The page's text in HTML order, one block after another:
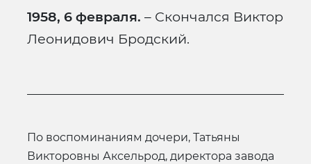
1958, 6 февраля. – Скончался Виктор
Леонидович Бродский.
по воспоминаниям дочери, Татьяны
Викторовны Аксельрод, директора завода